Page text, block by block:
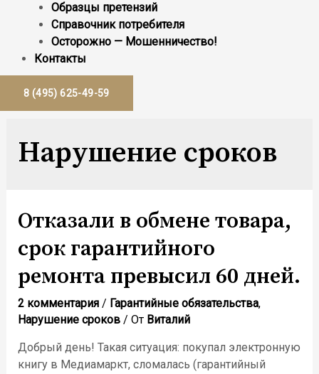
Образцы претензий
Справочник потребителя
Осторожно — Мошенничество!
Контакты
8 (495) 625-49-59
Нарушение сроков
Отказали в обмене товара,
срок гарантийного
ремонта превысил 60 дней.
2 комментария / Гарантийные обязательства,
Нарушение сроков/ От Виталий
Добрый день! Такая ситуация: покупал электронную
книгу в Медиамаркт, сломалась (гарантийный